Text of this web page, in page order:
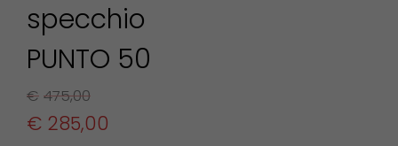
specchio
PUNTO 50
€ 475,00
€ 285,00